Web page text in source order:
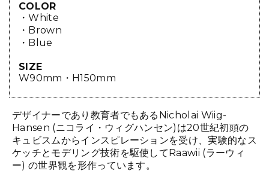
COLOR
・White
・Brown
・Blue
SIZE
W90mm・H150mm
デザイナーであり教育者でもあるNicholai Wiig-
Hansen (ニコライ・ウィグハンセン)は20世紀初頭の
キュビスムからインスピレーションを受け、実験的なス
ケッチとモデリング技術を駆使してRaawii (ラーウィ
ー) の世界観を形作っています。